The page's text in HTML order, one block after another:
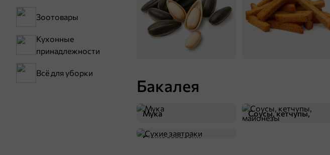
85 г
Зоотовары
Кухонные
принадлежности
Всё для уборки
Бакалея
Мука
Соусы, кетчупы,
Сухие завтраки